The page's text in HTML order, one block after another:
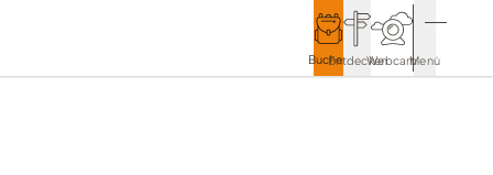
BuchenEntdeckenWebcamMenü